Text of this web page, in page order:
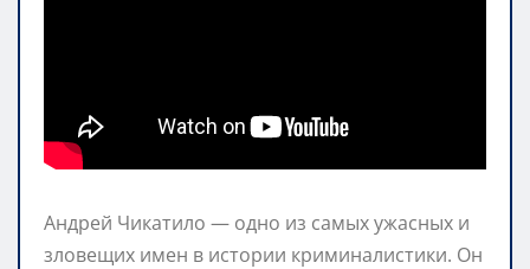
Андрей Чикатило — одно из самых ужасных и
зловещих имен в истории криминалистики. Он